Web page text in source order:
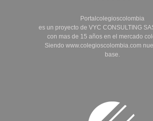
Portalcolegioscolombia
es un proyecto de VYC CONSULTING
con mas de 15 años en el mercado
Siendo www.colegioscolombia.com
base.